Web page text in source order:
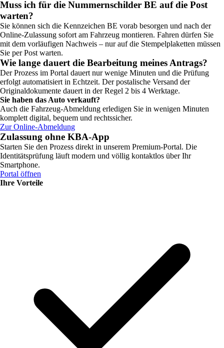
Muss ich für die Nummernschilder BE auf die Post
warten?
Sie können sich die Kennzeichen BE vorab besorgen und nach der
Online-Zulassung sofort am Fahrzeug montieren. Fahren dürfen Sie
mit dem vorläufigen Nachweis – nur auf die Stempelplaketten müssen
Sie per Post warten.
Wie lange dauert die Bearbeitung meines Antrags?
Der Prozess im Portal dauert nur wenige Minuten und die Prüfung
erfolgt automatisiert in Echtzeit. Der postalische Versand der
Originaldokumente dauert in der Regel 2 bis 4 Werktage.
Sie haben das Auto verkauft?
Auch die Fahrzeug-Abmeldung erledigen Sie in wenigen Minuten
komplett digital, bequem und rechtssicher.
Zur Online-Abmeldung
Zulassung ohne KBA-App
Starten Sie den Prozess direkt in unserem Premium-Portal. Die
Identitätsprüfung läuft modern und völlig kontaktlos über Ihr
Smartphone.
Portal öffnen
Ihre Vorteile